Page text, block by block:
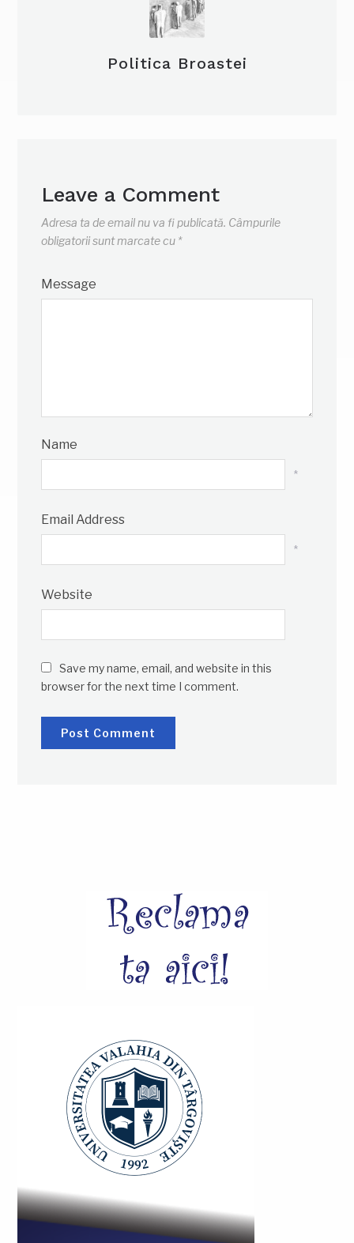
Politica Broastei
Leave a Comment
Adresa ta de email nu va fi publicată. Câmpurile
obligatorii sunt marcate cu *
Message
Name
*
Email Address
*
Website
Save my name, email, and website in this
browser for the next time I comment.